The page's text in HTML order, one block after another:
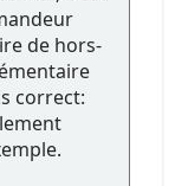
de hors-
correct: